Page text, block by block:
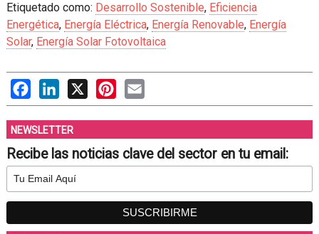
Etiquetado como: Desarrollo Sostenible, Eficiencia
Energética, Energía Eléctrica, Energía Renovable, Energía
Solar, Energía Solar Fotovoltaica
FacebookLinkedIn
X PinterestEmail
NEWSLETTER
Recibe las noticias clave del sector en tu email: